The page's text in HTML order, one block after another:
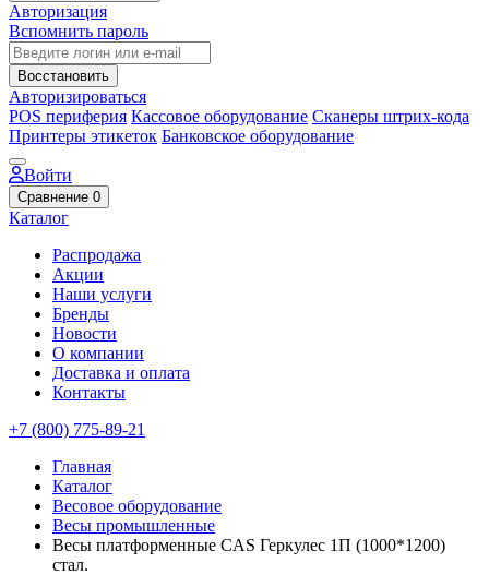
Авторизация
Вспомнить пароль
Восстановить
Авторизироваться
POS периферия Кассовое оборудование Сканеры штрих-кода
Принтеры этикеток Банковское оборудование
Войти
Сравнение 0
Каталог
Распродажа
Акции
Наши услуги
Бренды
Новости
О компании
Доставка и оплата
Контакты
+7 (800) 775-89-21
Главная
Каталог
Весовое оборудование
Весы промышленные
Весы платформенные CAS Геркулес 1П (1000*1200)
стал.